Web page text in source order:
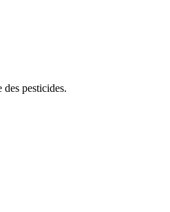
pesticides.